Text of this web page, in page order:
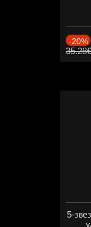
-20%
35.28€
5-